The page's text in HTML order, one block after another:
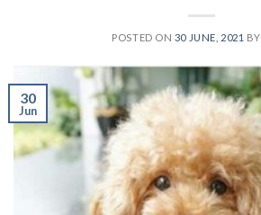
POSTED ON 30 JUNE, 2021
30
Jun